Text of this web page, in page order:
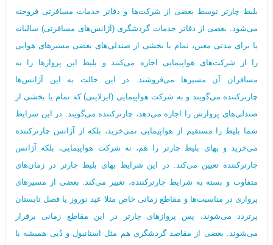
بلیط چارتر توسط بعضی از شرکت‌ها و دفاتر خدمات مسافرتی فروخته
می‌شود. بعضی از دفاتر خدمات گردشگری (آژانس‌های مسافرتی) سالیانه
یا برای مدتی معین، تمام یا بخشی از صندلی‌های بعضی مسیرهای هوایی
را از شرکت‌های هواپیمایی اجاره می‌کنند و بلیط این پروازها را به
مسافران آن مسیرها می‌فروشند. در این حالت به این آژانس‌ها
چارترکننده می‌گویند و به شرکت هواپیمایی (ایرلاینی) که تمام یا بخشی از
صندلی‌های پروازش را اجاره می‌دهد، چارترکننده می‌گویند. در این شرایط
شما بلیط را مستقیم از هواپیمایی نمی‌خرید، بلکه از آژانس چارترکننده
می‌خرید و بهای بلیط چارتر را هم، نه شرکت هواپیمایی، بلکه آژانس
چارترکننده تعیین می‌کند. در این شرایط بهای بلیط چارتر در زمان‌های
متفاوت و بسته به شرایط چارترکننده، تغییر می‌کند. بعضی از مسیرهای
پروازی در مناسبت‌ها و مقاطع زمانی خاص مثلا عید نوروز یا فصل تابستان‌
پرتردد می‌شوند، پس پروازهای چارتر در این مقاطع زمانی برقرار
می‌شوند. بعضی از مقاصد گردشگری هم مثل استانبول و دُبی همیشه با